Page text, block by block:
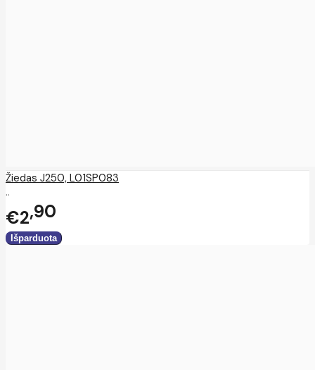
Žiedas J250, L01SP083
..
€2 90